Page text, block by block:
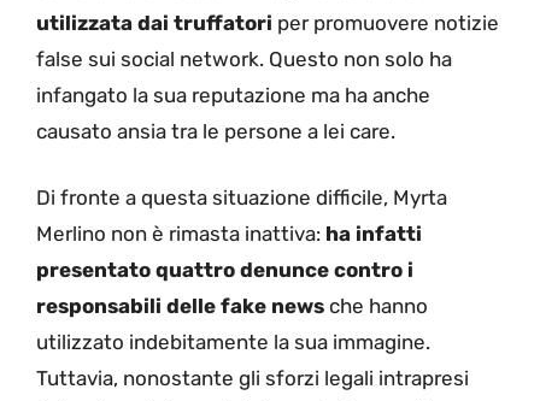
utilizzata dai truffatori per promuovere notizie
false sui social network. Questo non solo ha
infangato la sua reputazione ma ha anche
causato ansia tra le persone a lei care.
Di fronte a questa situazione difficile, Myrta
Merlino non è rimasta inattiva: ha infatti
presentato quattro denunce contro i
responsabili delle fake news che hanno
utilizzato indebitamente la sua immagine.
Tuttavia, nonostante gli sforzi legali intrapresi